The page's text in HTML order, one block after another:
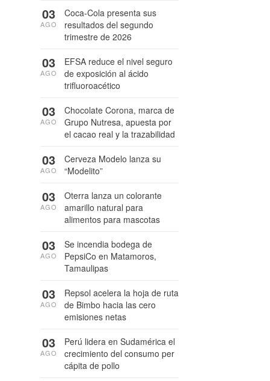
Coca-Cola presenta sus
resultados del segundo
trimestre de 2026
03
AGO
EFSA reduce el nivel seguro
de exposición al ácido
trifluoroacético
03
AGO
Chocolate Corona, marca de
Grupo Nutresa, apuesta por
el cacao real y la trazabilidad
03
AGO
Cerveza Modelo lanza su
“Modelito”
03
AGO
Oterra lanza un colorante
amarillo natural para
alimentos para mascotas
03
AGO
Se incendia bodega de
PepsiCo en Matamoros,
Tamaulipas
03
AGO
Repsol acelera la hoja de ruta
de Bimbo hacia las cero
emisiones netas
03
AGO
Perú lidera en Sudamérica el
crecimiento del consumo per
cápita de pollo
03
AGO